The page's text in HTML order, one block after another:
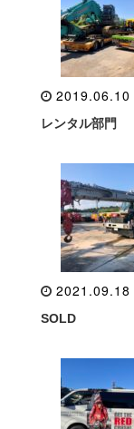
2019.06.10
レンタル部門
2021.09.18
SOLD